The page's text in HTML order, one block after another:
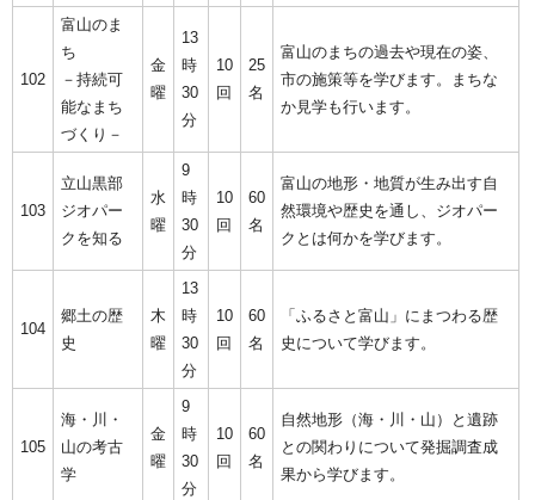
102
富山のま
ち
－持続可
能なまち
づくり－
金
曜
13
時
30
分
10
回
25
名
富山のまちの過去や現在の姿、
市の施策等を学びます。まちな
か見学も行います。
103
立山黒部
ジオパー
クを知る
水
曜
9
時
30
分
10
回
60
名
富山の地形・地質が生み出す自
然環境や歴史を通し、ジオパー
クとは何かを学びます。
104
郷土の歴
史
木
曜
13
時
30
分
10
回
60
名
「ふるさと富山」にまつわる歴
史について学びます。
105
海・川・
山の考古
学
金
曜
9
時
30
分
10
回
60
名
自然地形（海・川・山）と遺跡
との関わりについて発掘調査成
果から学びます。